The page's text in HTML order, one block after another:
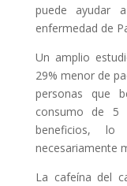
puede ayudar
enfermedad de
Un amplio
29% menor de
personas que
consumo de 5
beneficios,
necesariamente
La cafeína del